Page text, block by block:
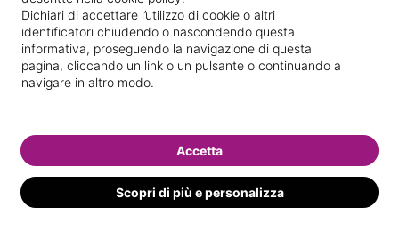
2017
DiMilano
Specializzata in
Following
1 following
Dichiari di accettare l’utilizzo di cookie o altri
identificatori chiudendo o nascondendo questa
informativa, proseguendo la navigazione di questa
pagina, cliccando un link o un pulsante o continuando a
navigare in altro modo.
Scopri di più e personalizza
Accetta